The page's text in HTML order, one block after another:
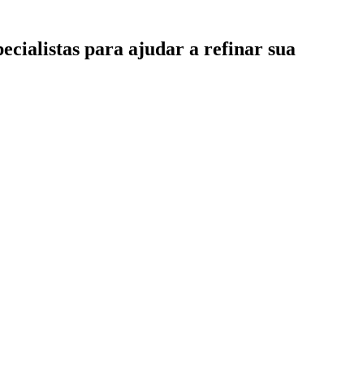
para ajudar a refinar sua